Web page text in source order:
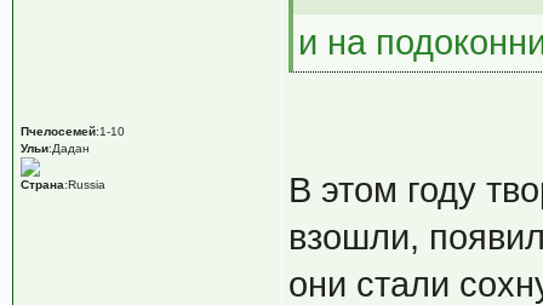
Пчелосемей:1-10
Ульи:Дадан
Страна:Russia
и на
В этом году
взошли,
они стали